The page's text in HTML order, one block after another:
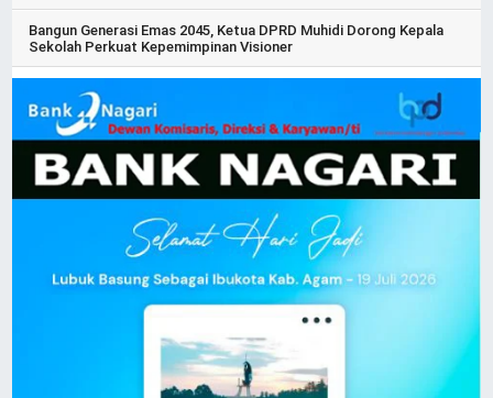
Bangun Generasi Emas 2045, Ketua DPRD Muhidi Dorong Kepala
Sekolah Perkuat Kepemimpinan Visioner